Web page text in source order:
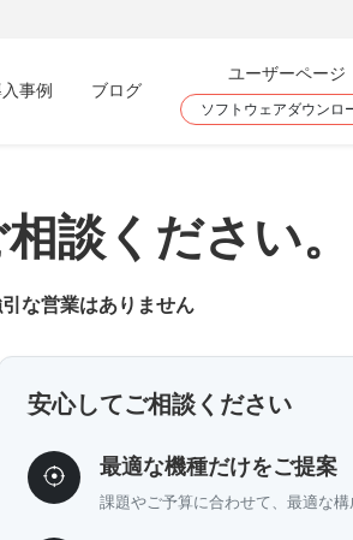
事例 ブログ
ユーザーページ
ソフトウェアダウンロ
談ください。
な営業はありません
安心してご相談ください
最適な機種だけをご提案
課題やご予算に合わせて、最適な構